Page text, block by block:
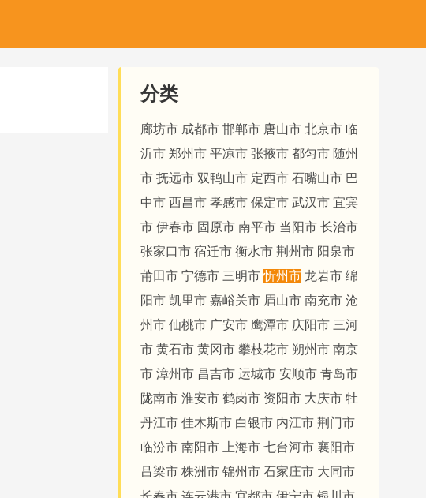
分类
廊坊市 成都市 邯郸市 唐山市 北京市 临
沂市 郑州市 平凉市 张掖市 都匀市 随州
市 抚远市 双鸭山市 定西市 石嘴山市 巴
中市 西昌市 孝感市 保定市 武汉市 宜宾
市 伊春市 固原市 南平市 当阳市 长治市
张家口市 宿迁市 衡水市 荆州市 阳泉市
莆田市 宁德市 三明市 忻州市 龙岩市 绵
阳市 凯里市 嘉峪关市 眉山市 南充市 沧
州市 仙桃市 广安市 鹰潭市 庆阳市 三河
市 黄石市 黄冈市 攀枝花市 朔州市 南京
市 漳州市 昌吉市 运城市 安顺市 青岛市
陇南市 淮安市 鹤岗市 资阳市 大庆市 牡
丹江市 佳木斯市 白银市 内江市 荆门市
临汾市 南阳市 上海市 七台河市 襄阳市
吕梁市 株洲市 锦州市 石家庄市 大同市